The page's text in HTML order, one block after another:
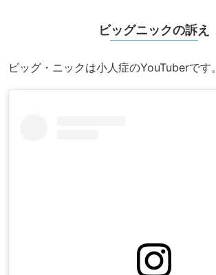
ビッグニックの訴え
ビッグ・ニックは小人症のYouTuberです。